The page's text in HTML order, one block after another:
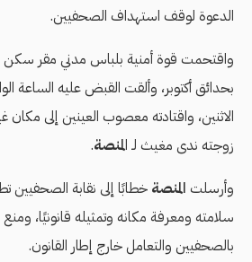
الدعوة لوقف استهداف الصحفيين.
واقتحمت قوة أمنية بلباس مدني مقر سكن
بحدائق أكتوبر، وألقت القبض عليه الساعة
الاثنين، واقتادته معصوب العينين إلى
زوجته ندى مغيث لـ المنصة.
وأرسلت المنصة خطابًا إلى نقابة الصحفيين
سلامته ومعرفة مكانه وتمثيله قانونيًا،
بالصحفيين والتعامل خارج إطار القانون.